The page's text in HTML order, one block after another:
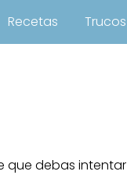
Recetas Trucos
que debas intentar